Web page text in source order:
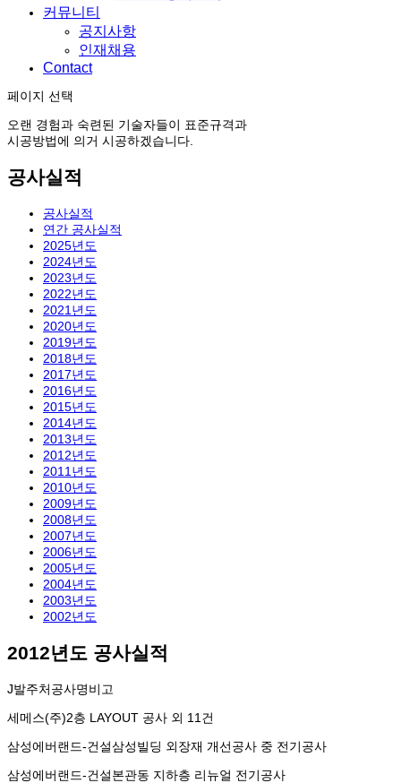
커뮤니티
공지사항
인재채용
Contact
페이지 선택
오랜 경험과 숙련된 기술자들이 표준규격과
시공방법에 의거 시공하겠습니다.
공사실적
공사실적
연간 공사실적
2025년도
2024년도
2023년도
2022년도
2021년도
2020년도
2019년도
2018년도
2017년도
2016년도
2015년도
2014년도
2013년도
2012년도
2011년도
2010년도
2009년도
2008년도
2007년도
2006년도
2005년도
2004년도
2003년도
2002년도
2012년도 공사실적
J발주처공사명비고
세메스(주)2층 LAYOUT 공사 외 11건
삼성에버랜드-건설삼성빌딩 외장재 개선공사 중 전기공사
삼성에버랜드-건설본관동 지하층 리뉴얼 전기공사